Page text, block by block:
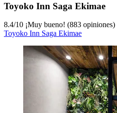
Toyoko Inn Saga Ekimae
8.4/10 ¡Muy bueno! (883 opiniones)
Toyoko Inn Saga Ekimae